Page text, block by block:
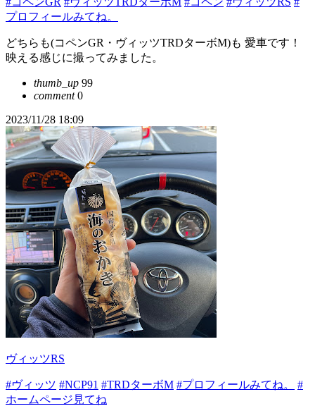
プロフィールみてね。
どちらも(コペンGR・ヴィッツTRDターボM)も 愛車です！
映える感じに撮ってみました。
thumb_up 99
comment0
2023/11/28 18:09
ヴィッツRS
#ヴィッツ #NCP91 #TRDターボM #プロフィールみてね。
#
ホームページ見てね